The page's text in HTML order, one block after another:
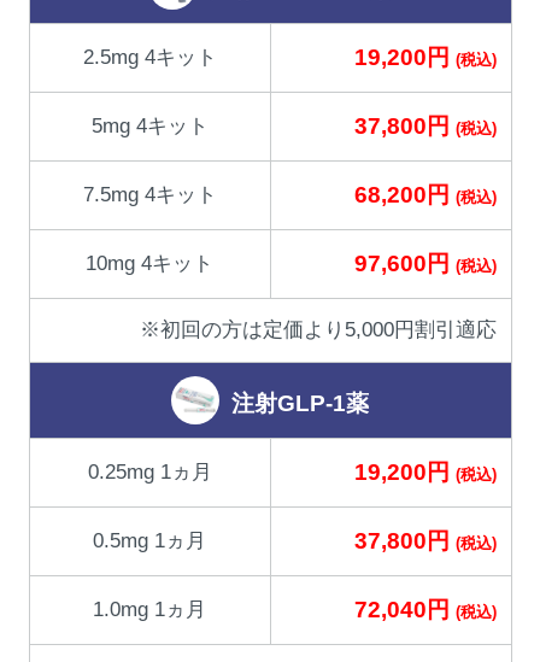
2.5mg 4キット 19,200円 (税込)
5mg 4キット 37,800円 (税込)
7.5mg 4キット 68,200円 (税込)
10mg 4キット 97,600円 (税込)
※初回の方は定価より5,000円割引適応
注射GLP-1薬
0.25mg 1ヵ月 19,200円 (税込)
0.5mg 1ヵ月 37,800円 (税込)
1.0mg 1ヵ月 72,040円 (税込)